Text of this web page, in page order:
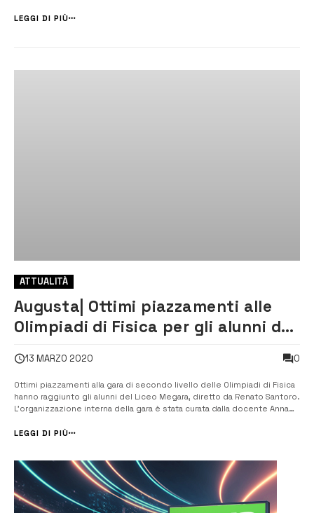
Antonio Scaduto entrò di diritto nella storia delle Olimpiadi,
LEGGI DI PIÙ
ATTUALITÀ
Augusta| Ottimi piazzamenti alle
Olimpiadi di Fisica per gli alunni del
13 MARZO 2020 0
Ottimi piazzamenti alla gara di secondo livello delle Olimpiadi di Fisica
hanno raggiunto gli alunni del Liceo Megara, diretto da Renato Santoro.
L’organizzazione interna della gara è stata curata dalla docente Anna
e fisica. [/] Seconda fascia (argento) per Daniel ...
LEGGI DI PIÙ